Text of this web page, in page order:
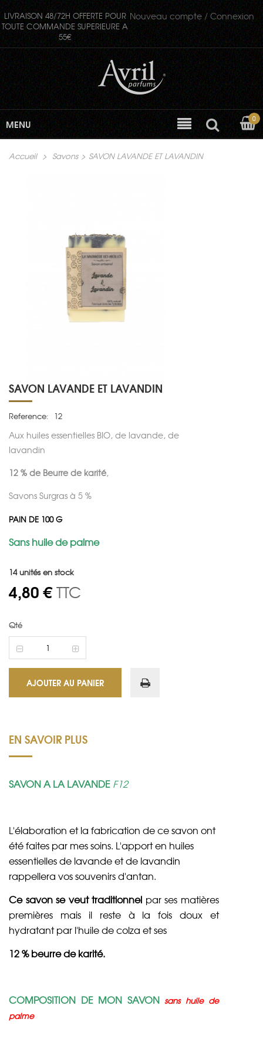
Nouveau compte / Connexion
LIVRAISON 48/72H OFFERTE POUR
TOUTE COMMANDE SUPERIEURE A
55€
0
MENU
Accueil > Savons > SAVON LAVANDE ET LAVANDIN
SAVON LAVANDE ET LAVANDIN
Reference: 12
Aux huiles essentielles BIO, de lavande, de
lavandin
12 % de Beurre de karité,
Savons Surgras à 5 %
PAIN DE 100 G
Sans huile de palme
14 unités en stock
4,80 €TTC
Qté
AJOUTER AU PANIER
EN SAVOIR PLUS
SAVON A LA LAVANDE F12
L'élaboration et la fabrication de ce savon ont
été faites par mes soins. L'apport en huiles
essentielles de lavande et de lavandin
rappellera vos souvenirs d'antan.
Ce savon se veut traditionnel par ses matières
premières mais il reste à la fois doux et
hydratant par l'huile de colza et ses
12 % beurre de karité.
COMPOSITION DE MON SAVON sans huile de
palme